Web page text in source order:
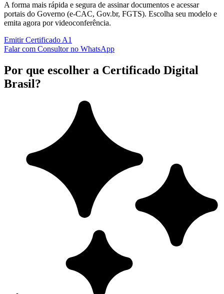
A forma mais rápida e segura de assinar documentos e acessar
portais do Governo (e-CAC, Gov.br, FGTS). Escolha seu modelo e
emita agora por videoconferência.
Emitir Certificado A1
Falar com Consultor no WhatsApp
Por que escolher a Certificado Digital
Brasil?